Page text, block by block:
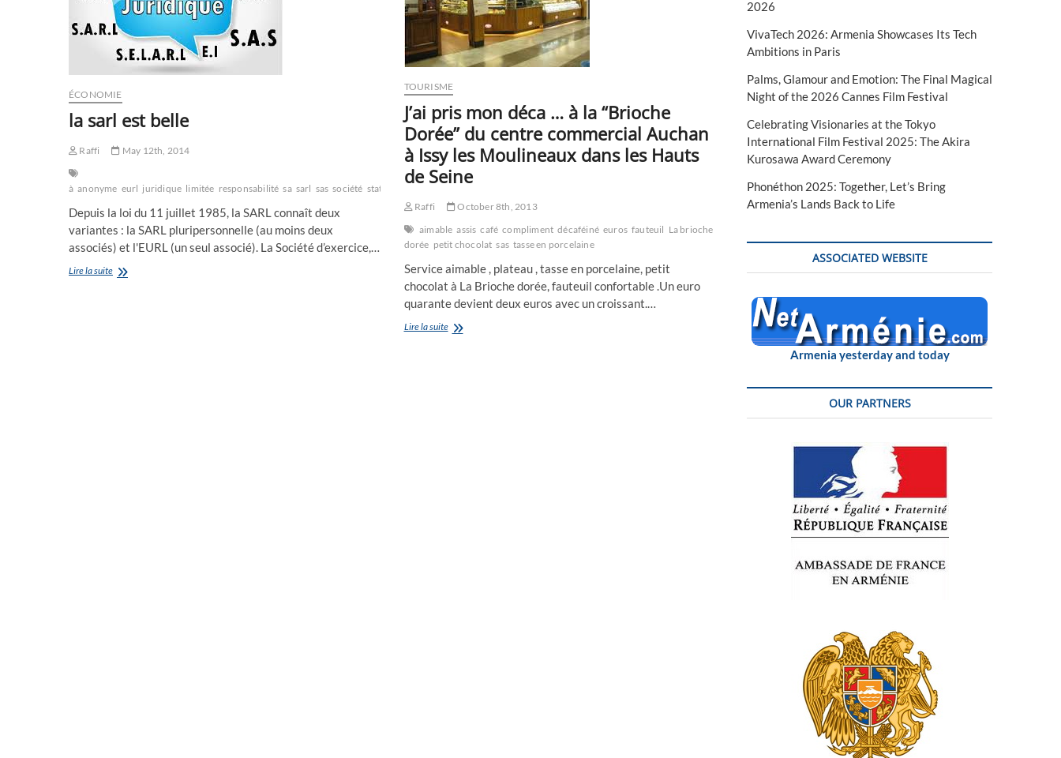
ÉCONOMIE
la sarl est belle
Raffi May 12th, 2014
à anonyme eurl juridique limitée responsabilité sa sarl sas société statut
Depuis la loi du 11 juillet 1985, la SARL connaît deux
variantes : la SARL pluripersonnelle (au moins deux
associés) et l'EURL (un seul associé). La Société d’exercice,…
Lire la suitela
TOURISME
J’ai pris mon déca … à la “Brioche
Dorée” du centre commercial Auchan
à Issy les Moulineaux dans les Hauts
de Seine
Raffi
October 8th, 2013
aimable assis café compliment décaféiné euros fauteuil La brioche
dorée petit chocolat sas tasse en porcelaine
Service aimable , plateau , tasse en porcelaine, petit
chocolat à La Brioche dorée, fauteuil confortable .Un euro
quarante devient deux euros avec un croissant.…
Lire la suiteJ’ai
2026
VivaTech 2026: Armenia Showcases Its Tech
Ambitions in Paris
Palms, Glamour and Emotion: The Final Magical
Night of the 2026 Cannes Film Festival
Celebrating Visionaries at the Tokyo
International Film Festival 2025: The Akira
Kurosawa Award Ceremony
Phonéthon 2025: Together, Let’s Bring
Armenia’s Lands Back to Life
ASSOCIATED WEBSITE
Armenia yesterday and today
OUR PARTNERS